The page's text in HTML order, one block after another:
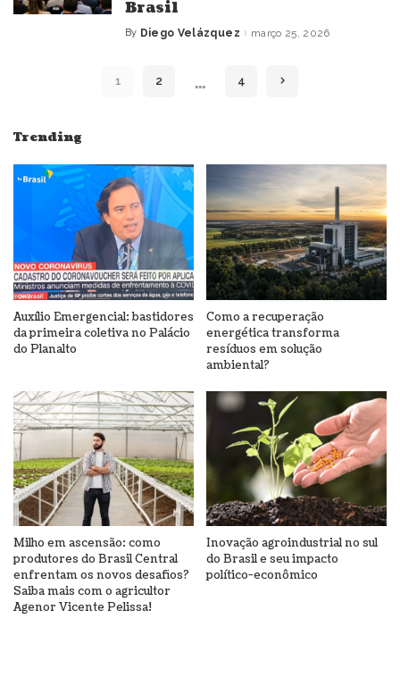
Brasil
Posted
By Diego Velázquez março 25, 2026
1 2 … 4
Trending
Auxílio Emergencial: bastidores
da primeira coletiva no Palácio
do Planalto
Como a recuperação
energética transforma
resíduos em solução
ambiental?
Milho em ascensão: como
produtores do Brasil Central
enfrentam os novos desafios?
Saiba mais com o agricultor
Agenor Vicente Pelissa!
Inovação agroindustrial no sul
do Brasil e seu impacto
político-econômico